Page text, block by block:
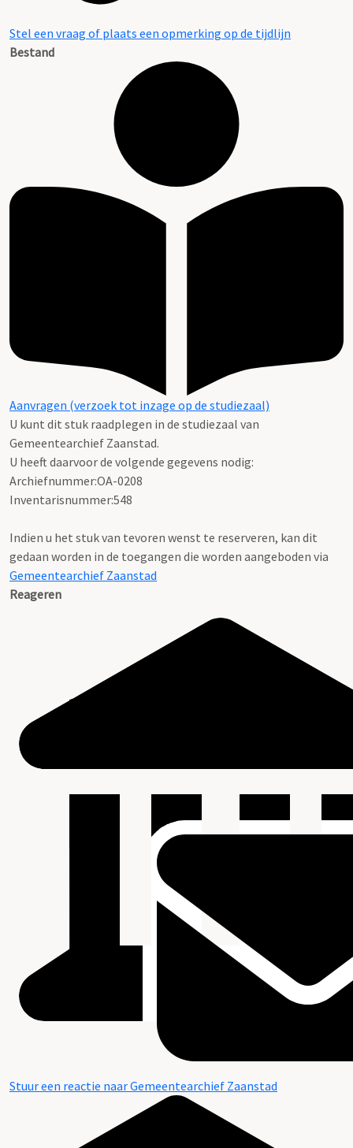
Stel een vraag of plaats een opmerking op de tijdlijn
Bestand
Aanvragen (verzoek tot inzage op de studiezaal)
U kunt dit stuk raadplegen in de studiezaal van
Gemeentearchief Zaanstad.
U heeft daarvoor de volgende gegevens nodig:
Archiefnummer:OA-0208
Inventarisnummer:548
Indien u het stuk van tevoren wenst te reserveren, kan dit
gedaan worden in de toegangen die worden aangeboden via
Gemeentearchief Zaanstad
Reageren
Stuur een reactie naar Gemeentearchief Zaanstad